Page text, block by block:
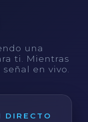
una
ti. Mientras
en vivo.
DIRECTO